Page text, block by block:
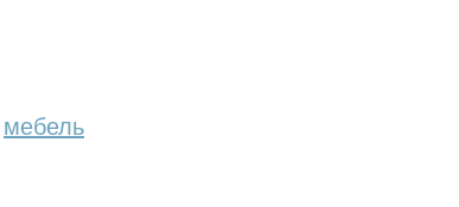
мебель